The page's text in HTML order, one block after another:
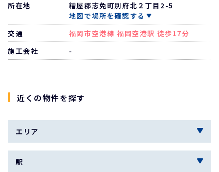
所在地
糟屋郡志免町別府北２丁目2-5
地図で場所を確認する
交通
福岡市空港線 福岡空港駅 徒歩17分
施工会社
-
近くの物件を探す
エリア
駅